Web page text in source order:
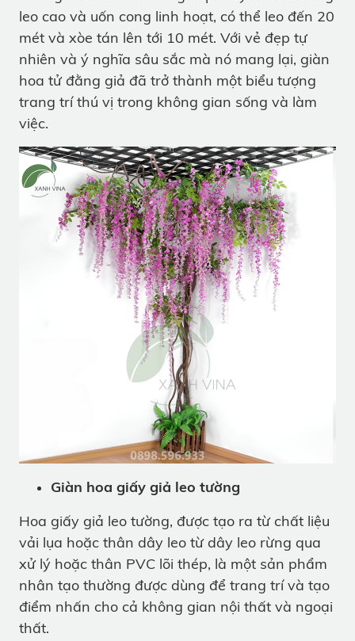
leo cao và uốn cong linh hoạt, có thể leo đến 20
mét và xòe tán lên tới 10 mét. Với vẻ đẹp tự
nhiên và ý nghĩa sâu sắc mà nó mang lại, giàn
hoa tử đằng giả đã trở thành một biểu tượng
trang trí thú vị trong không gian sống và làm
việc.
Giàn hoa giấy giả leo tường
Hoa giấy giả leo tường, được tạo ra từ chất liệu
vải lụa hoặc thân dây leo từ dây leo rừng qua
xử lý hoặc thân PVC lõi thép, là một sản phẩm
nhân tạo thường được dùng để trang trí và tạo
điểm nhấn cho cả không gian nội thất và ngoại
thất.